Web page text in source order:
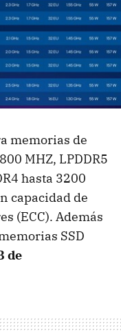
memorias de
MHZ, LPDDR5
hasta 3200
capacidad de
(ECC). Además
SSD
de